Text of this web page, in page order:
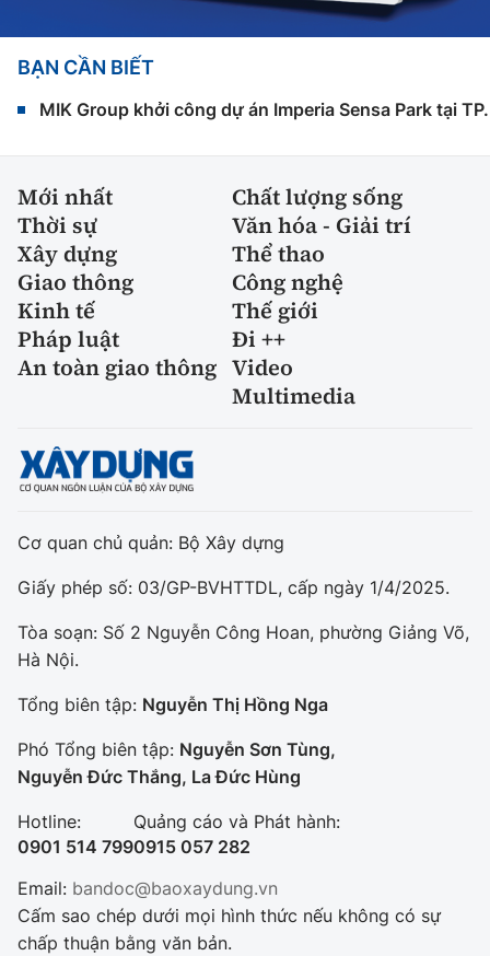
BẠN CẦN BIẾT
MIK Group khởi công dự án Imperia Sensa Park tại
Mới nhất
Chất lượng sống
Thời sự
Văn hóa - Giải trí
Xây dựng
Thể thao
Giao thông
Công nghệ
Kinh tế
Thế giới
Pháp luật
Đi ++
An toàn giao thông Video
Multimedia
Cơ quan chủ quản: Bộ Xây dựng
Giấy phép số: 03/GP-BVHTTDL, cấp ngày 1/4/2025.
Tòa soạn: Số 2 Nguyễn Công Hoan, phường Giảng Võ,
Hà Nội.
Tổng biên tập: Nguyễn Thị Hồng Nga
Phó Tổng biên tập: Nguyễn Sơn Tùng,
Nguyễn Đức Thắng, La Đức Hùng
Hotline:
0901 514 799
Quảng cáo và Phát hành:
0915 057 282
Email: bandoc@baoxaydung.vn
Cấm sao chép dưới mọi hình thức nếu không có sự
chấp thuận bằng văn bản.